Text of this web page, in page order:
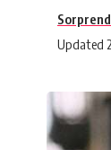
Updated